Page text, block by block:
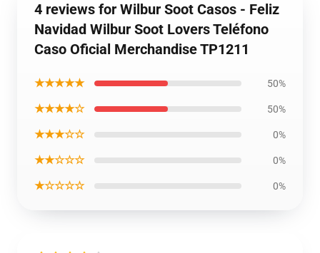
4 reviews for Wilbur Soot Casos - Feliz
Navidad Wilbur Soot Lovers Teléfono
Caso Oficial Merchandise TP1211
★★★★★ 50%
★★★★☆ 50%
★★★☆☆ 0%
★★☆☆☆ 0%
★☆☆☆☆ 0%